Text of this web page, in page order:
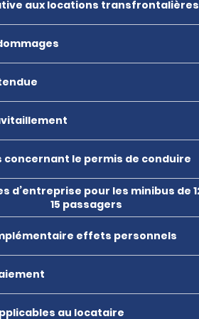
aux locations transfrontalières
le permis de conduire
d’entreprise pour les minibus de
15 passagers
effets personnels
au locataire